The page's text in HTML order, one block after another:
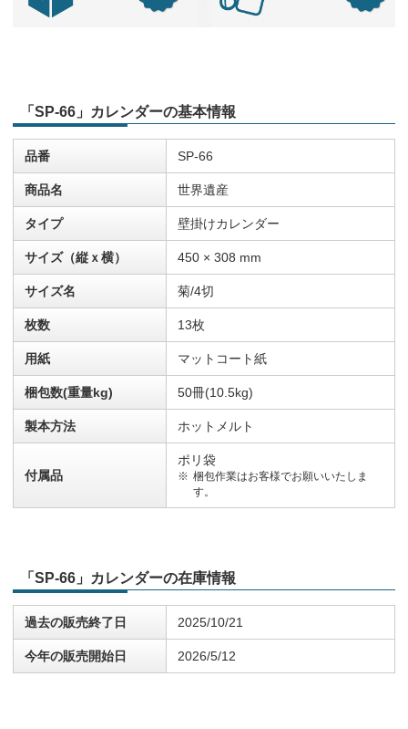
「SP-66」カレンダーの基本情報
品番 SP-66
商品名 世界遺産
タイプ 壁掛けカレンダー
サイズ（縦ｘ横） 450 × 308 mm
サイズ名 菊/4切
枚数 13枚
用紙 マットコート紙
梱包数(重量kg) 50冊(10.5kg)
製本方法 ホットメルト
付属品
ポリ袋
梱包作業はお客様でお願いいたしま
す。
「SP-66」カレンダーの在庫情報
過去の販売終了日 2025/10/21
今年の販売開始日 2026/5/12